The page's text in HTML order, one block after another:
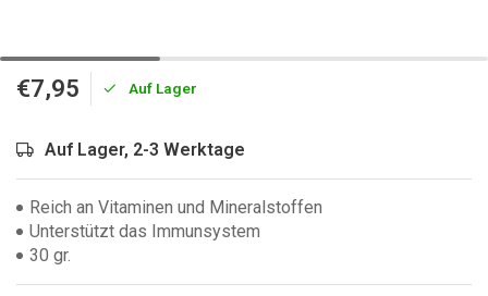
€7,95 Auf Lager
Auf Lager, 2-3 Werktage
Reich an Vitaminen und Mineralstoffen
Unterstützt das Immunsystem
30 gr.